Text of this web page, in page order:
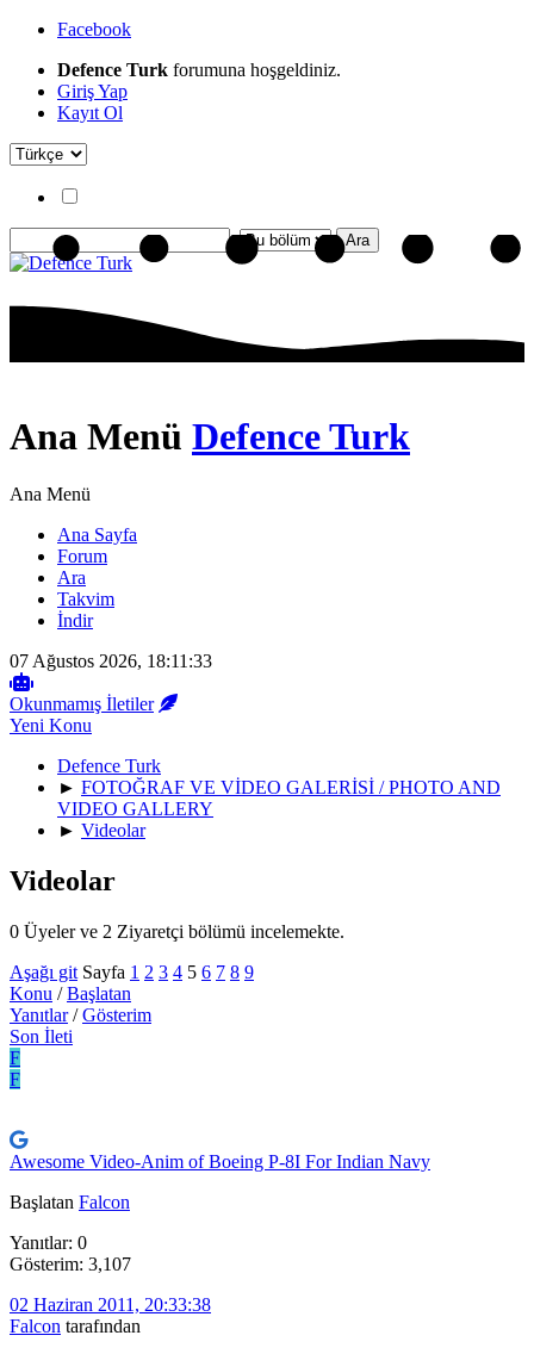
Facebook
Defence Turk forumuna hoşgeldiniz.
Giriş Yap
Kayıt Ol
Ana Menü Defence Turk
Ana Menü
Ana Sayfa
Forum
Ara
Takvim
İndir
07 Ağustos 2026, 18:11:33
Okunmamış İletiler
Yeni Konu
Defence Turk
► FOTOĞRAF VE VİDEO GALERİSİ / PHOTO AND
VIDEO GALLERY
► Videolar
Videolar
0 Üyeler ve 2 Ziyaretçi bölümü incelemekte.
Aşağı git Sayfa 1 2 3 4 5 6 7 8 9
Konu /Başlatan
Yanıtlar/Gösterim
Son İleti
F
F
Awesome Video-Anim of Boeing P-8I For Indian Navy
Başlatan Falcon
Yanıtlar: 0
Gösterim: 3,107
02 Haziran 2011, 20:33:38
Falcon tarafından